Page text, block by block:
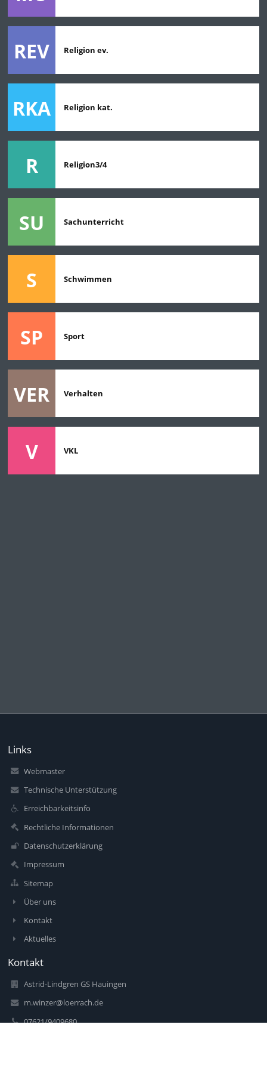
REV Religion ev.
RKA Religion kat.
R Religion3/4
SU Sachunterricht
S Schwimmen
SP Sport
VER Verhalten
V VKL
Links
Webmaster
Technische Unterstützung
Erreichbarkeitsinfo
Rechtliche Informationen
Datenschutzerklärung
Impressum
Sitemap
Über uns
Kontakt
Aktuelles
Kontakt
Astrid-Lindgren GS Hauingen
m.winzer@loerrach.de
07621/9409680